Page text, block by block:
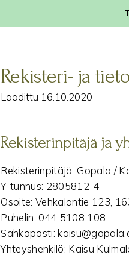
Rekisteri- ja
Laadittu 16.10.2020
Rekisterinpitäjä ja
Rekisterinpitäjä: Gopala /
Y-tunnus: 2805812-4
Osoite: Vehkalantie 123,
Puhelin: 044 5108 108
Sähköposti:
Yhteyshenkilö: Kaisu